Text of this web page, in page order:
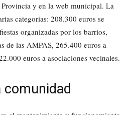
y en la web municipal. La
categorías: 208.300 euros se
organizadas por los barrios,
de las AMPAS, 265.400 euros a
euros a asociaciones vecinales.
comunidad